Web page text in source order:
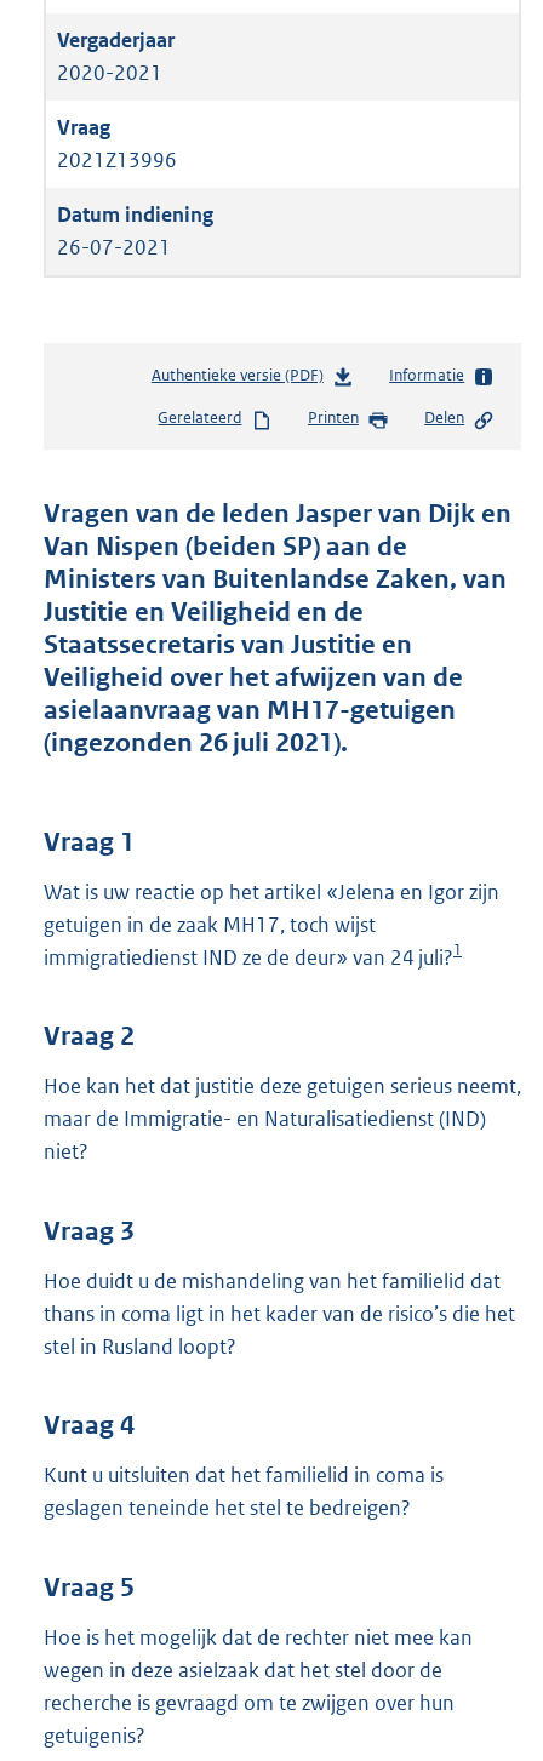
2020-2021
2021Z13996
26-07-2021
Authentieke versie (PDF)b
s
d
s
g
r
o
t
e
:
Informatie
Gerelateerd Printen Delen
Vragen van de leden Jasper van Dijk en
Van Nispen (beiden SP) aan de
Ministers van Buitenlandse Zaken, van
Justitie en Veiligheid en de
Staatssecretaris van Justitie en
Veiligheid over het afwijzen van de
asielaanvraag van MH17-getuigen
(ingezonden 26 juli 2021).
Vraag 1
Wat is uw reactie op het artikel «Jelena en Igor zijn
getuigen in de zaak MH17, toch wijst
immigratiedienst IND ze de deur» van 24 juli?1
Vraag 2
Hoe kan het dat justitie deze getuigen serieus neemt,
maar de Immigratie- en Naturalisatiedienst (IND)
niet?
Vraag 3
Hoe duidt u de mishandeling van het familielid dat
thans in coma ligt in het kader van de risico’s die het
stel in Rusland loopt?
Vraag 4
Kunt u uitsluiten dat het familielid in coma is
geslagen teneinde het stel te bedreigen?
Vraag 5
Hoe is het mogelijk dat de rechter niet mee kan
wegen in deze asielzaak dat het stel door de
recherche is gevraagd om te zwijgen over hun
getuigenis?